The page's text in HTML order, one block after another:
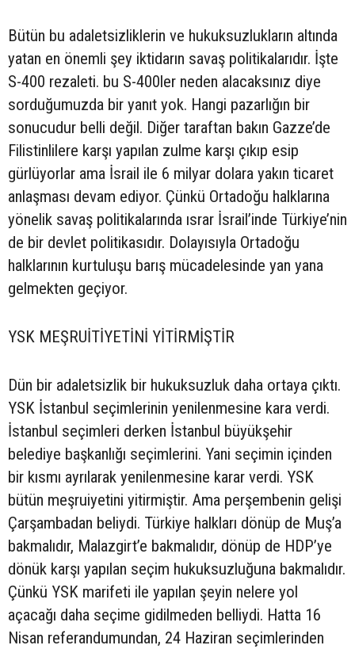
Bütün bu adaletsizliklerin ve hukuksuzlukların altında
yatan en önemli şey iktidarın savaş politikalarıdır. İşte
S-400 rezaleti. bu S-400ler neden alacaksınız diye
sorduğumuzda bir yanıt yok. Hangi pazarlığın bir
sonucudur belli değil. Diğer taraftan bakın Gazze’de
Filistinlilere karşı yapılan zulme karşı çıkıp esip
gürlüyorlar ama İsrail ile 6 milyar dolara yakın ticaret
anlaşması devam ediyor. Çünkü Ortadoğu halklarına
yönelik savaş politikalarında ısrar İsrail’inde Türkiye’nin
de bir devlet politikasıdır. Dolayısıyla Ortadoğu
halklarının kurtuluşu barış mücadelesinde yan yana
gelmekten geçiyor.
YSK MEŞRUİTİYETİNİ YİTİRMİŞTİR
Dün bir adaletsizlik bir hukuksuzluk daha ortaya çıktı.
YSK İstanbul seçimlerinin yenilenmesine kara verdi.
İstanbul seçimleri derken İstanbul büyükşehir
belediye başkanlığı seçimlerini. Yani seçimin içinden
bir kısmı ayrılarak yenilenmesine karar verdi. YSK
bütün meşruiyetini yitirmiştir. Ama perşembenin gelişi
Çarşambadan beliydi. Türkiye halkları dönüp de Muş’a
bakmalıdır, Malazgirt’e bakmalıdır, dönüp de HDP’ye
dönük karşı yapılan seçim hukuksuzluğuna bakmalıdır.
Çünkü YSK marifeti ile yapılan şeyin nelere yol
açacağı daha seçime gidilmeden belliydi. Hatta 16
Nisan referandumundan, 24 Haziran seçimlerinden